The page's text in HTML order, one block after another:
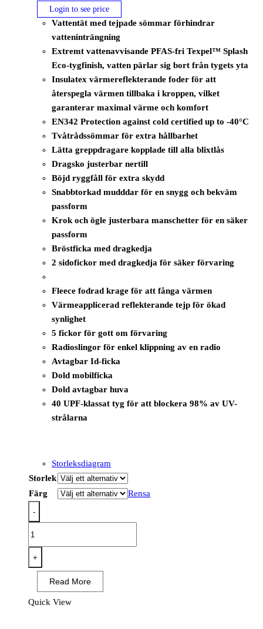
Login to see price
Vattentät med tejpade sömmar förhindrar
vatteninträngning
Extremt vattenavvisande PFAS-fri Texpel™ Splash
Eco-tygfinish, vatten pärlar sig bort från tygets yta
Insulatex värmereflekterande foder för att
återspegla värmen tillbaka i kroppen, vilket
garanterar maximal värme och komfort
EN342 Protection against cold certified up to -40°C
Tvåtrådssömmar för extra hållbarhet
Lätta greppdragare kopplade till alla blixtlås
Dragsko justerbar nertill
Böjd ryggfåll för extra skydd
Snabbtorkad mudddar för en snygg och bekväm
passform
Krok och ögle justerbara manschetter för en säker
passform
Bröstficka med dragkedja
2 sidofickor med dragkedja för säker förvaring
Fleece fodrad krage för att fånga värmen
Värmeapplicerad reflekterande tejp för ökad
synlighet
5 fickor för gott om förvaring
Radioslingor för enkel klippning av en radio
Avtagbar Id-ficka
Dold mobilficka
Dold avtagbar huva
40 UPF-klassat tyg för att blockera 98% av UV-
strålarna
Storleksdiagram
Storlek
Färg
Rensa
-
PW3
Hi-
Vinterjacka
+
Read More
Quick View